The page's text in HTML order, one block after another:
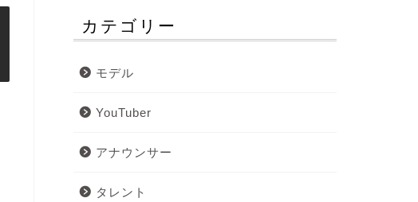
カテゴリー
モデル
YouTuber
アナウンサー
タレント